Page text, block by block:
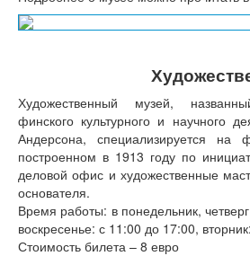
Художественный музей,
финского культурного и научного
Андерсона, специализируется на
построенном в 1913 году по
деловой офис и художественные
основателя.
Время работы: в понедельник,
воскресенье: с 11:00 до 17:00,
Стоимость билета – 8 евро